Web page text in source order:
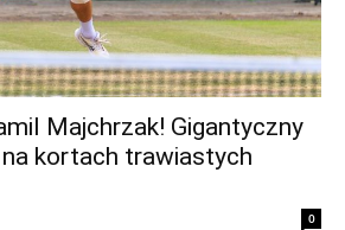
Majchrzak! Gigantyczny
kortach trawiastych
0